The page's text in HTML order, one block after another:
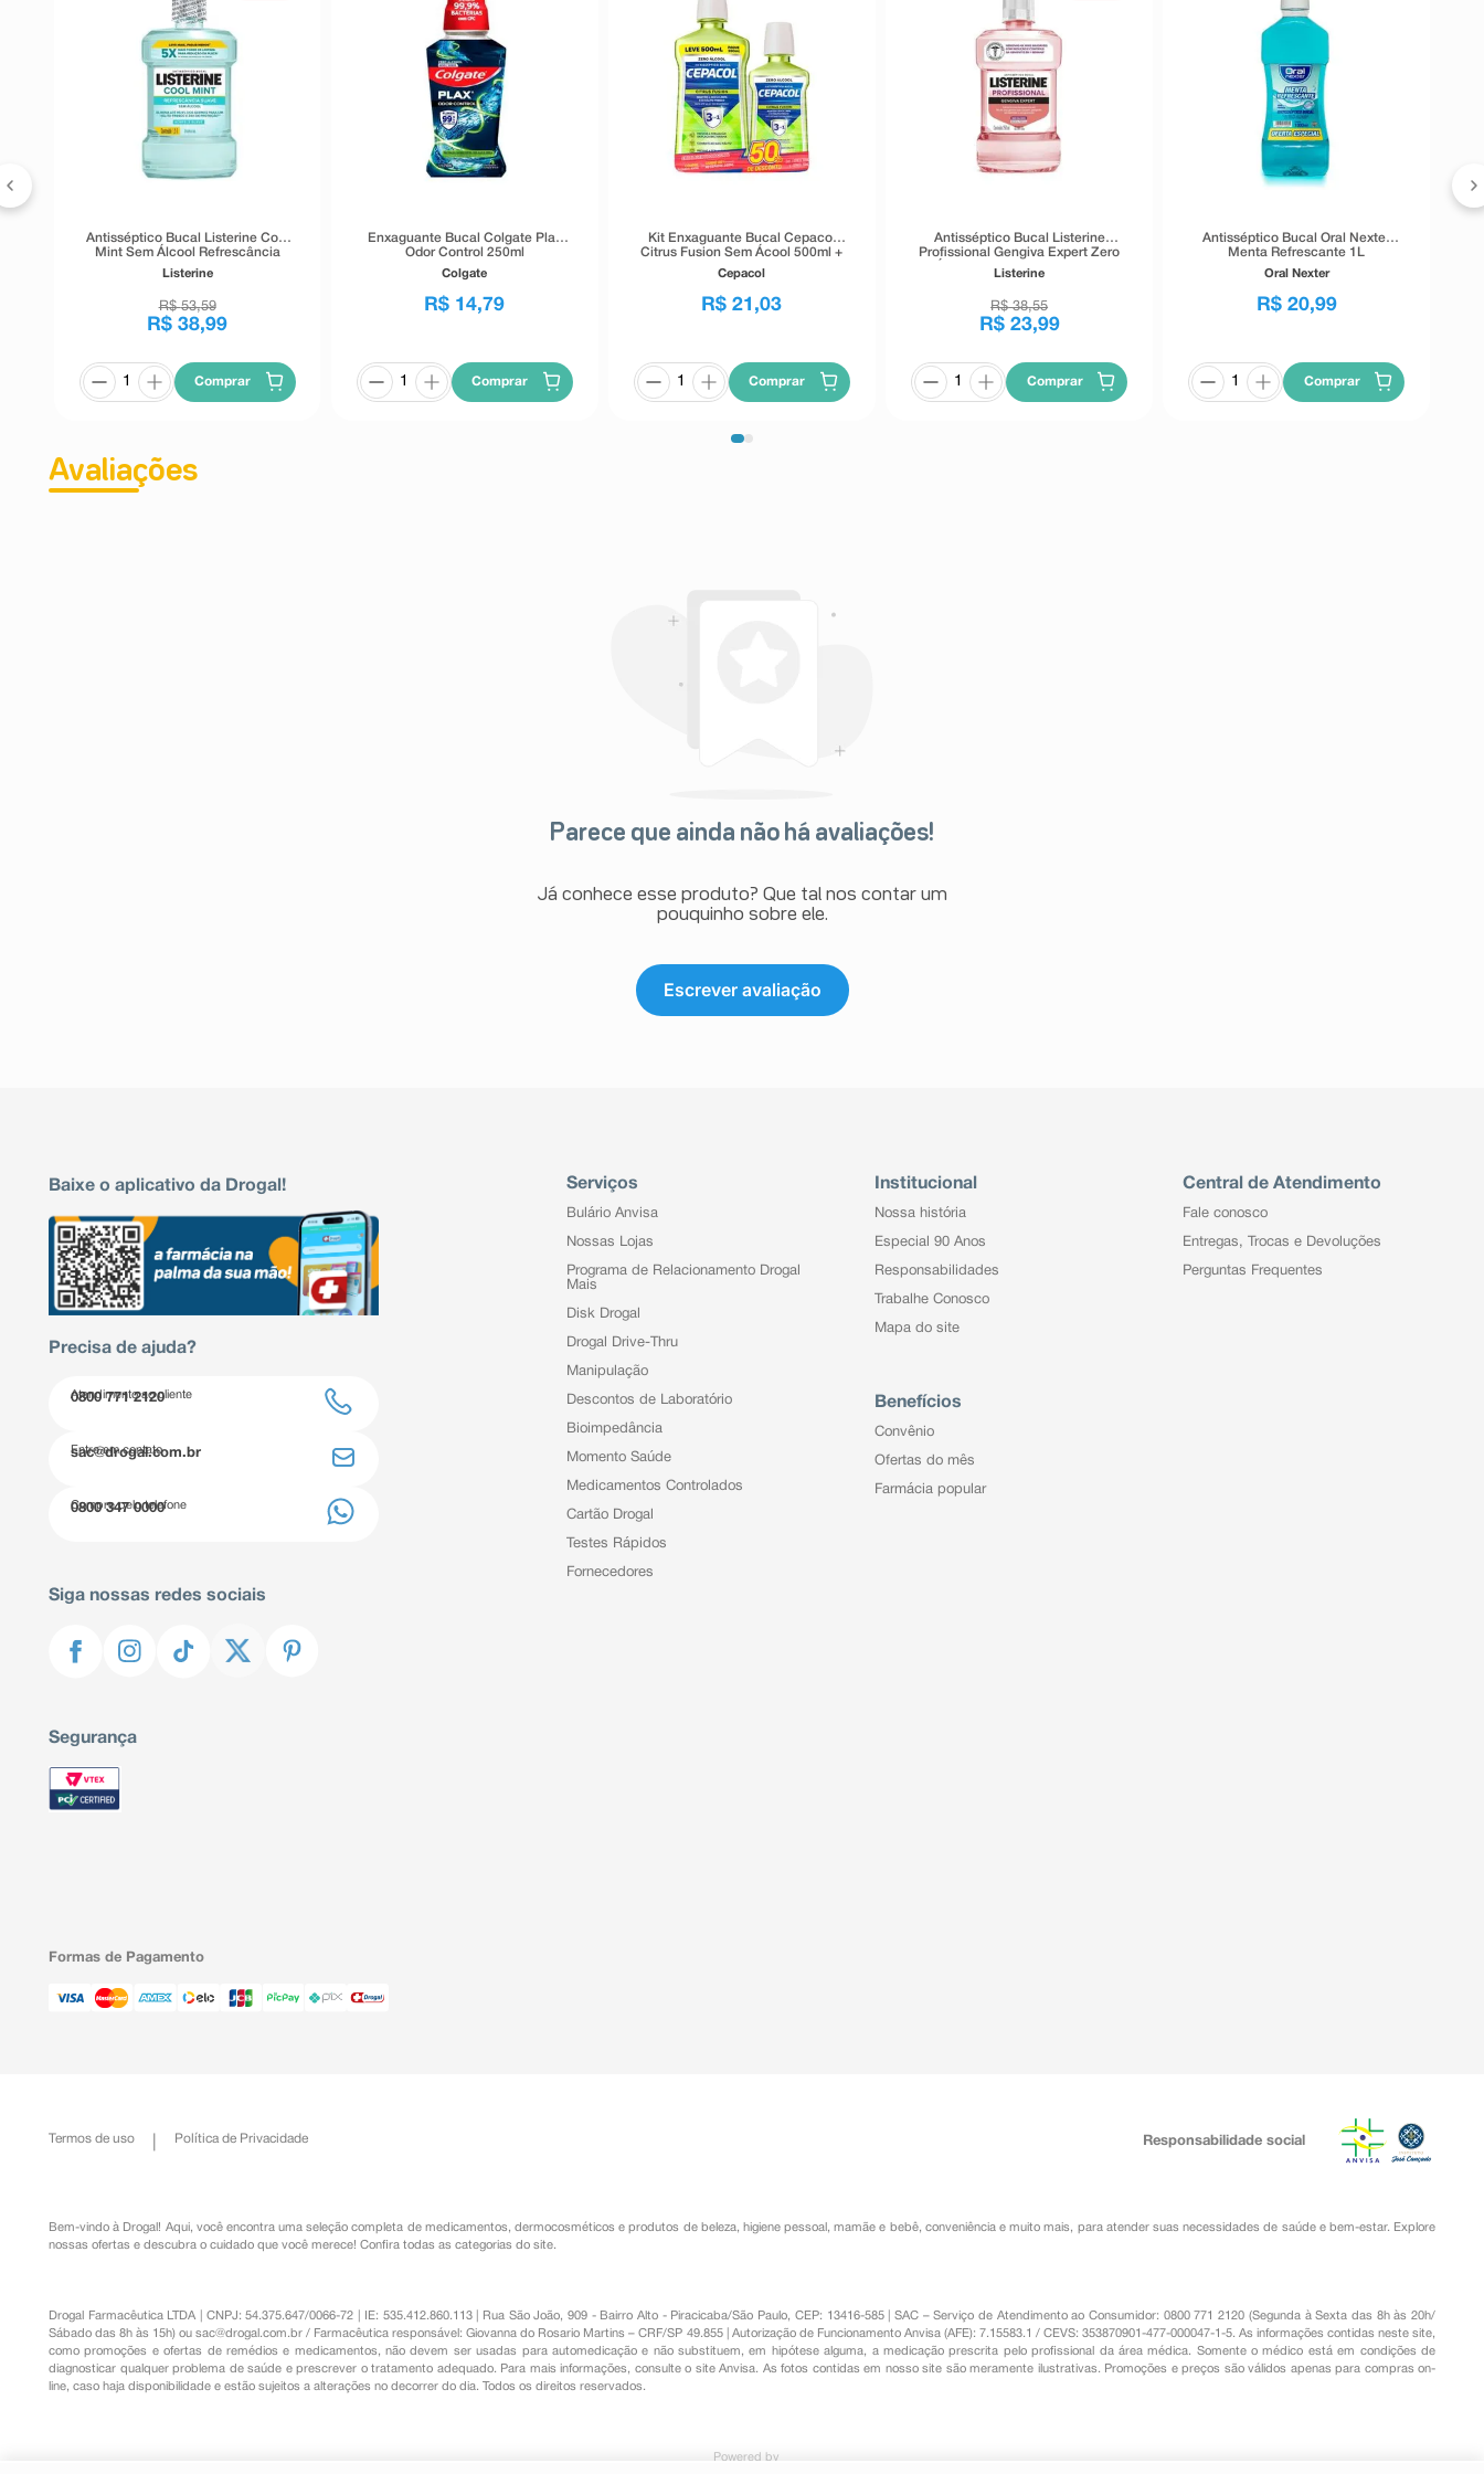
Antisséptico Bucal Listerine Cool
Mint Sem Álcool Refrescância
Suave 1,5 Litros
Listerine
R$ 53,59
R$ 38,99
Comprar
Enxaguante Bucal Colgate Plax
Odor Control 250ml
Colgate
R$ 14,79
Comprar
Kit Enxaguante Bucal Cepacol
Citrus Fusion Sem Ácool 500ml +
Enxaguante Bucal Cepacol Citrus
Fusion Sem Ácool 250ml
Cepacol
R$ 21 ,03
Comprar
Antisséptico Bucal Listerine
Profissional Gengiva Expert Zero
Álcool Menta Fresca 250ml
Listerine
R$ 38,55
R$ 23,99
Comprar
Antisséptico Bucal Oral Nexter
Menta Refrescante 1L
Oral Nexter
R$ 20,99
Comprar
Avaliações
Parece que ainda não há avaliações!
Já conhece esse produto? Que tal nos contar um
pouquinho sobre ele.
Escrever avaliação
Baixe o aplicativo da Drogal!
Precisa de ajuda?
Atendimento ao cliente
0800 771 2120
Entre em contato
sac@drogal.com.br
Compre pelo telefone
0800 347 0000
Siga nossas redes sociais
Segurança
Serviços
Bulário Anvisa
Nossas Lojas
Programa de Relacionamento Drogal
Mais
Disk Drogal
Drogal Drive-Thru
Manipulação
Descontos de Laboratório
Bioimpedância
Momento Saúde
Medicamentos Controlados
Cartão Drogal
Testes Rápidos
Fornecedores
Institucional
Nossa história
Especial 90 Anos
Responsabilidades
Trabalhe Conosco
Mapa do site
Benefícios
Convênio
Ofertas do mês
Farmácia popular
Central de Atendimento
Fale conosco
Entregas, Trocas e Devoluções
Perguntas Frequentes
Formas de Pagamento
Termos de uso Política de Privacidade Responsabilidade social
Bem-vindo à Drogal! Aqui, você encontra uma seleção completa de medicamentos ,dermocosméticos e produtos de beleza, higiene pessoal ,mamãe e bebê, conveniênciae muito mais, para atender suas necessidades de saúde e bem-estar. Explore
nossas ofertas e descubra o cuidado que você merece! Confira todas as categorias do site.
Drogal Farmacêutica LTDA | CNPJ: 54.375.647/0066-72 | IE: 535.412.860.113 | Rua São João, 909 - Bairro Alto - Piracicaba/São Paulo, CEP: 13416-585 | SAC – Serviço de Atendimento ao Consumidor: 0800 771 2120 (Segunda à Sexta das 8h às 20h/
Sábado das 8h às 15h) ousac@drogal.com.br / Farmacêutica responsável: Giovanna do Rosario Martins – CRF/SP 49.855 | Autorização de Funcionamento Anvisa (AFE): 7.15583.1 / CEVS: 353870901-477-000047-1-5. As informações contidas neste site,
como promoções e ofertas de remédios e medicamentos, não devem ser usadas para automedicação e não substituem, em hipótese alguma, a medicação prescrita pelo profissional da área médica. Somente o médico está em condições de
diagnosticar qualquer problema de saúde e prescrever o tratamento adequado. Para mais informações, consulte o site Anvisa. As fotos contidas em nosso site são meramente ilustrativas. Promoções e preços são válidos apenas para compras on-
line, caso haja disponibilidade e estão sujeitos a alterações no decorrer do dia. Todos os direitos reservados.
Powered by